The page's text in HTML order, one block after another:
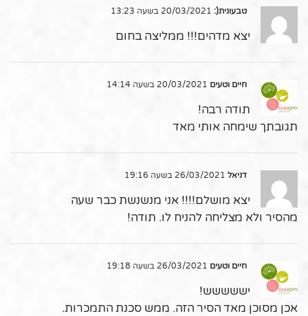
טבעונית(:
יצא מדהים!!! ממליצה בחום
חיים וטעים
תודה רבה!
תגובתך שימחה אותי מאד
דניאל
יצא מושלם!!!! אני מנשנשת כבר שעה
מהסיר ולא מצליחה להניח לו. תודה!
חיים וטעים
יששששש!
אכן מסוכן מאד הסיר הזה. ממש סכנת התמכרות.